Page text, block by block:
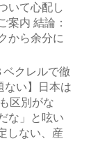
いて心配し
案内 結論：
から余分に
クレルで徹
ない】日本は
区別がな
な」と呟い
しない、産